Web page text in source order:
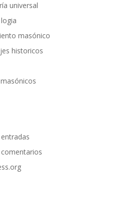
universal
masónico
historicos